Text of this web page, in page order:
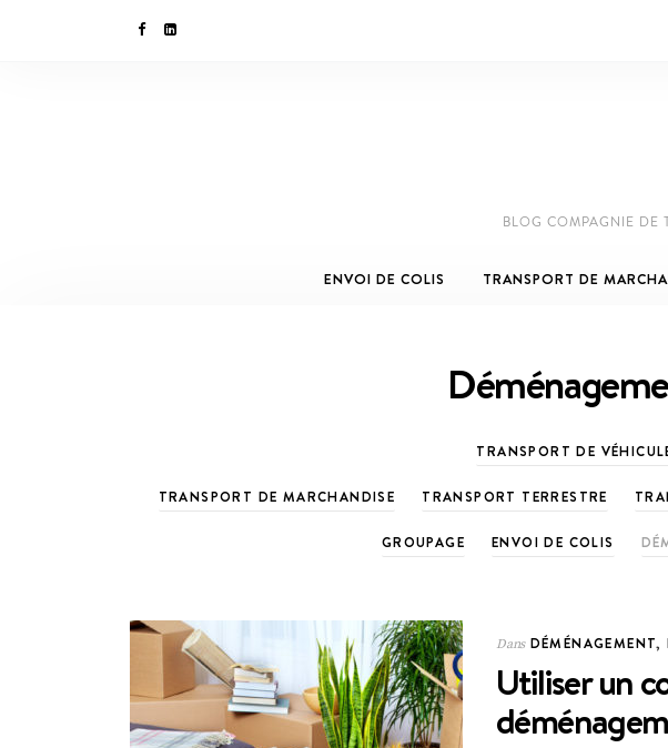
BLOG COMPAGNIE DE
ENVOI DE COLIS TRANSPORT DE
TRANSPORT DE
TRANSPORT DE MARCHANDISE TRANSPORT TERRESTRE
GROUPAGE ENVOI DE COLIS
Dans DÉMÉNAGEMENT,
Utiliser un